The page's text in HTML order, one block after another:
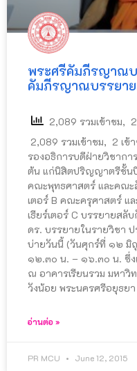
พระศรีคัมภีรญาณ
คัมภีรญาณบรรยา
2,089 รวมเข้าชม,
2,089 รวมเข้าชม, 2 เ
รองอธิการบดีฝ่ายวิชากา
ต้น แก่นิสิตปริญญาตรีชั้น
คณะพุทธศาสตร์ และคณะ
เตอร์ B คณะครุศาสตร์ แ
เธียร์เตอร์ C บรรยายสลั
ดร. บรรยายในรายวิชา
บ่ายวันนี้ (วันศุกร์ที่ ๑๒ มิ
๑๒.๓๐ น. – ๑๖.๓๐ น. ซึ่ง
ณ อาคารเรียนรวม มหา
วังน้อย พระนครศรีอยุธยา
อ่านต่อ »
PR MCU June 12, 2015